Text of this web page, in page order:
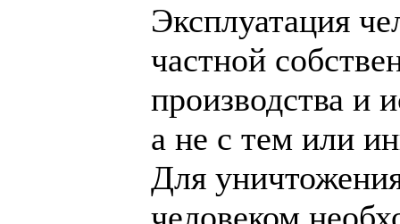
Эксплуатация
частной
производства и
а не с тем или
Для